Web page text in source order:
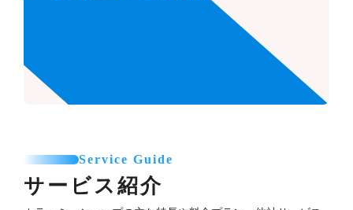
Service Guide
サービス紹介